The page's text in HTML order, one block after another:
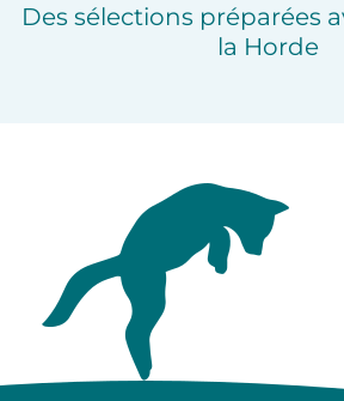
Des sélections préparées
la Horde